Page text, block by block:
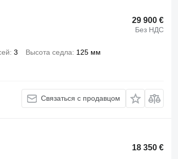
29 900 €
Без НДС
3 Высота седла 125 мм
Связаться с продавцом
18 350 €